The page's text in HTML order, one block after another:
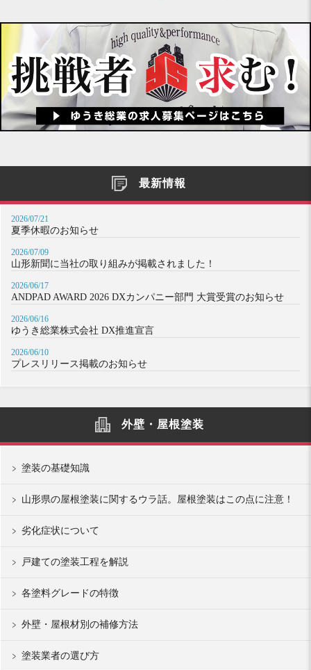
最新情報
2026/07/21
夏季休暇のお知らせ
2026/07/09
山形新聞に当社の取り組みが掲載されました！
2026/06/17
ANDPAD AWARD 2026 DXカンパニー部門 大賞受賞のお知らせ
2026/06/16
ゆうき総業株式会社 DX推進宣言
2026/06/10
プレスリリース掲載のお知らせ
外壁・屋根塗装
塗装の基礎知識
山形県の屋根塗装に関するウラ話。屋根塗装はこの点に注意！
劣化症状について
戸建ての塗装工程を解説
各塗料グレードの特徴
外壁・屋根材別の補修方法
塗装業者の選び方